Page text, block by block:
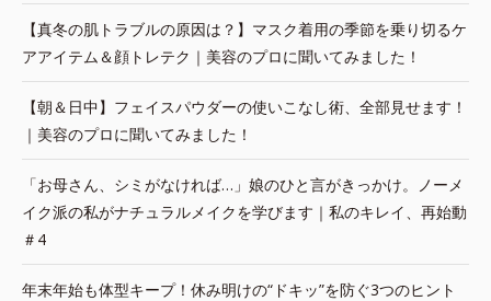
【真冬の肌トラブルの原因は？】マスク着用の季節を乗り切るケ
アアイテム＆顔トレテク｜美容のプロに聞いてみました！
【朝＆日中】フェイスパウダーの使いこなし術、全部見せます！
｜美容のプロに聞いてみました！
「お母さん、シミがなければ…」娘のひと言がきっかけ。ノーメ
イク派の私がナチュラルメイクを学びます｜私のキレイ、再始動
＃4
年末年始も体型キープ！休み明けの“ドキッ”を防ぐ3つのヒント